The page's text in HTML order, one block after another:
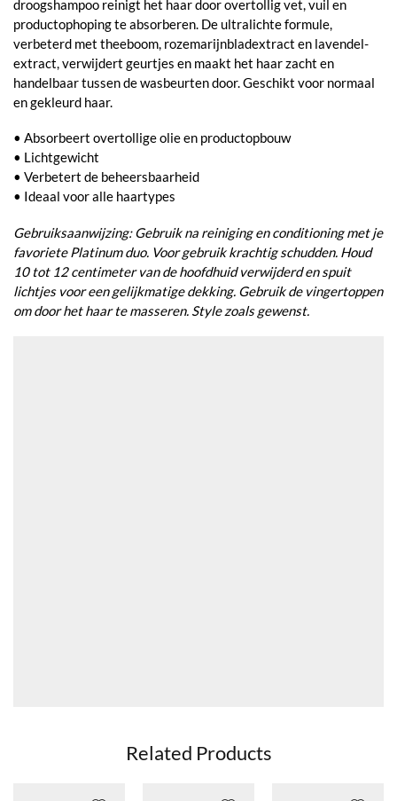
droogshampoo reinigt het haar door overtollig vet, vuil en
productophoping te absorberen. De ultralichte formule,
verbeterd met theeboom, rozemarijnbladextract en lavendel-
extract, verwijdert geurtjes en maakt het haar zacht en
handelbaar tussen de wasbeurten door. Geschikt voor normaal
en gekleurd haar.
• Absorbeert overtollige olie en productopbouw
• Lichtgewicht
• Verbetert de beheersbaarheid
• Ideaal voor alle haartypes
Gebruiksaanwijzing: Gebruik na reiniging en conditioning met je
favoriete Platinum duo. Voor gebruik krachtig schudden. Houd
10 tot 12 centimeter van de hoofdhuid verwijderd en spuit
lichtjes voor een gelijkmatige dekking. Gebruik de vingertoppen
om door het haar te masseren. Style zoals gewenst.
Related Products